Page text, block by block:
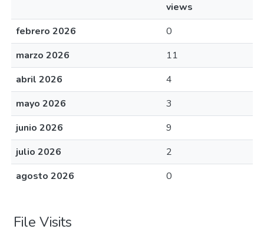
views
febrero 2026
0
marzo 2026
11
abril 2026
4
mayo 2026
3
junio 2026
9
julio 2026
2
agosto 2026
0
File Visits